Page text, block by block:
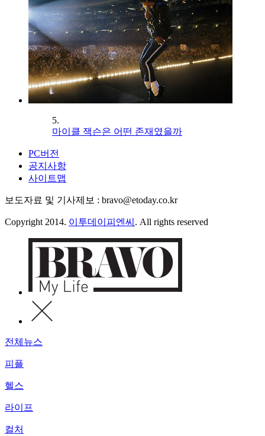
5.
마이클 잭슨은 어떤 존재였을까
PC버전
공지사항
사이트맵
보도자료 및 기사제보 : bravo@etoday.co.kr
Copyright 2014. 이투데이피엔씨 . All rights reserved
전체뉴스
피플
헬스
라이프
컬처